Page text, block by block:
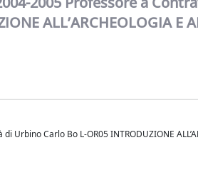
ALL’ARCHEOLOGIA E
Carlo Bo L-OR05 INTRODUZIONE